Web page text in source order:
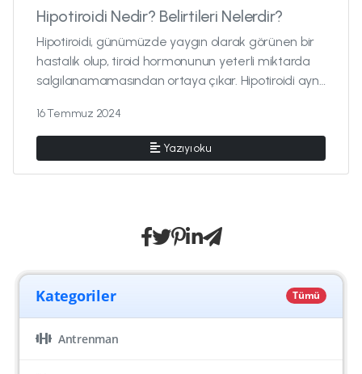
Kategoriler Tümü
Antrenman
Hipotiroidi Nedir? Belirtileri Nelerdir?
Hipotiroidi, günümüzde yaygın olarak görünen bir
hastalık olup, tiroid hormonunun yeterli miktarda
salgılanamamasından ortaya çıkar. Hipotiroidi aynı
16 Temmuz 2024
Yazıyı oku